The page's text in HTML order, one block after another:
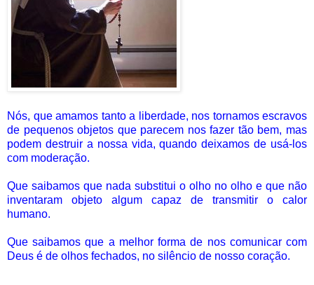
Nós, que amamos tanto a liberdade, nos tornamos escravos
de pequenos objetos que parecem nos fazer tão bem, mas
podem destruir a nossa vida, quando deixamos de usá-los
com moderação.
Que saibamos que nada substitui o olho no olho e que não
inventaram objeto algum capaz de transmitir o calor
humano.
Que saibamos que a melhor forma de nos comunicar com
Deus é de olhos fechados, no silêncio de nosso coração.